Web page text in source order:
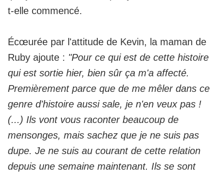
t-elle commencé.
Écœurée par l'attitude de Kevin, la maman de
Ruby ajoute : "Pour ce qui est de cette histoire
qui est sortie hier, bien sûr ça m'a affecté.
Premièrement parce que de me mêler dans ce
genre d'histoire aussi sale, je n'en veux pas !
(...) Ils vont vous raconter beaucoup de
mensonges, mais sachez que je ne suis pas
dupe. Je ne suis au courant de cette relation
depuis une semaine maintenant. Ils se sont